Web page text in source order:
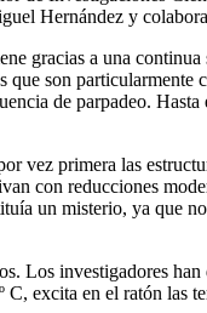
Hernández y
gracias a una
son
de parpadeo.
primera las
con reducciones
un misterio, ya que
Los investigadores
excita en el ratón las